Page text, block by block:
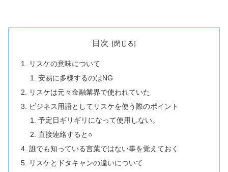
目次
リスケの意味について
安易に多様するのはNG
リスケは元々金融業界で使われていた
ビジネス用語としてリスケを使う際のポイント
予定日ギリギリになって使用しない。
直接連絡すると○
誰でも知っている言葉ではない事を覚えておく
リスケとドタキャンの違いについて